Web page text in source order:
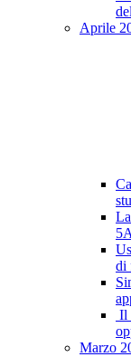
Aprile
di
Il
Marzo